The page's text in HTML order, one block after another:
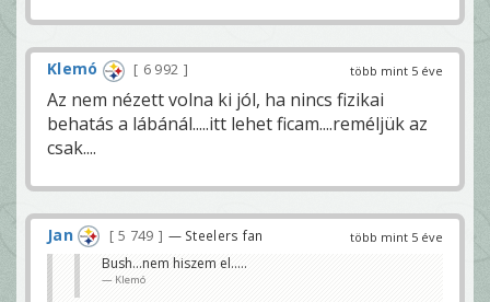
több mint 5 éve
Klemó 6 992
Az nem nézett volna ki jól, ha nincs fizikai
behatás a lábánál.....itt lehet ficam....reméljük az
csak....
több mint 5 éve
Jan 5 749 — Steelers fan
Bush...nem hiszem el.....
Klemó